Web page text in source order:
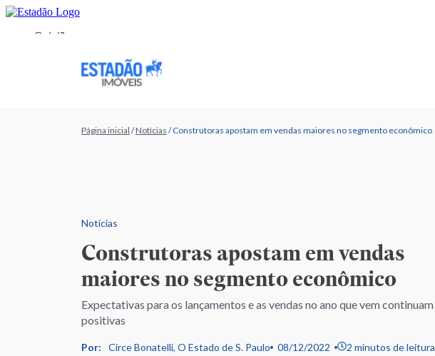
Página inicial /Notícias /Construtoras apostam em vendas maiores no segmento econômico
Notícias
Construtoras apostam em vendas
maiores no segmento econômico
Expectativas para os lançamentos e as vendas no ano que vem continuam
positivas
Por: Circe Bonatelli, O Estado de S. Paulo 08/12/2022 2 minutos de leitura